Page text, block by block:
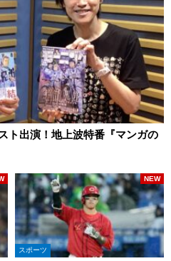
ト出演！地上波特番『マンガの
スポーツ
NEW